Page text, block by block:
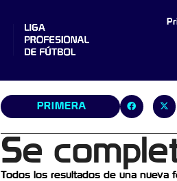
PRIMERA
Se
Todos los resultados de una nueva